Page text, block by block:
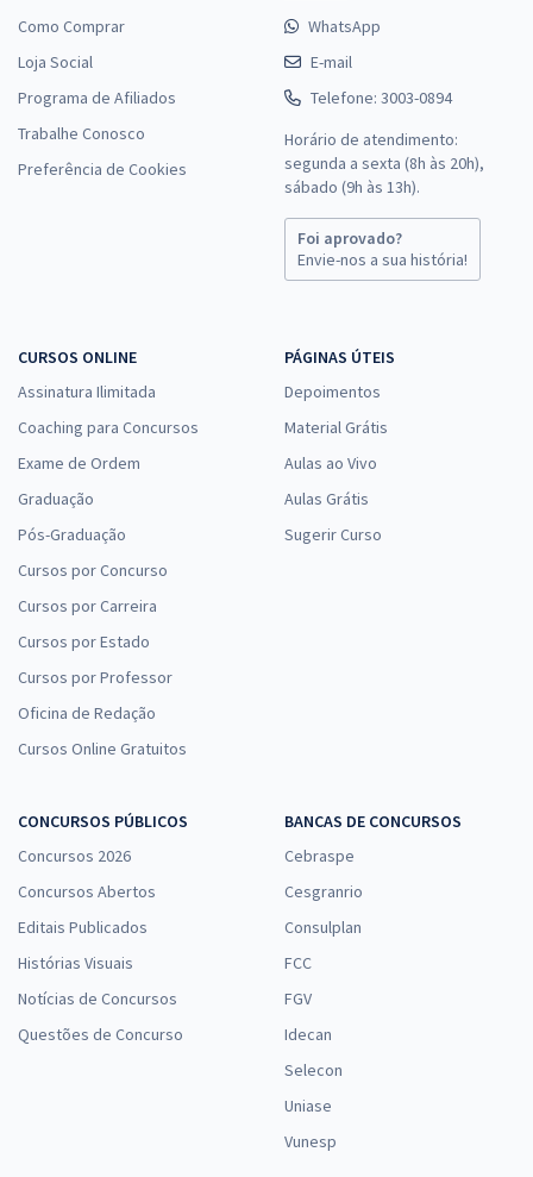
Como Comprar
Loja Social
Programa de Afiliados
Trabalhe Conosco
Preferência de Cookies
WhatsApp
E-mail
Telefone: 3003-0894
Horário de atendimento:
segunda a sexta (8h às 20h),
sábado (9h às 13h).
Foi aprovado?
Envie-nos a sua história!
CURSOS ONLINE
Assinatura Ilimitada
Coaching para Concursos
Exame de Ordem
Graduação
Pós-Graduação
Cursos por Concurso
Cursos por Carreira
Cursos por Estado
Cursos por Professor
Oficina de Redação
Cursos Online Gratuitos
PÁGINAS ÚTEIS
Depoimentos
Material Grátis
Aulas ao Vivo
Aulas Grátis
Sugerir Curso
CONCURSOS PÚBLICOS
Concursos 2026
Concursos Abertos
Editais Publicados
Histórias Visuais
Notícias de Concursos
Questões de Concurso
BANCAS DE CONCURSOS
Cebraspe
Cesgranrio
Consulplan
FCC
FGV
Idecan
Selecon
Uniase
Vunesp